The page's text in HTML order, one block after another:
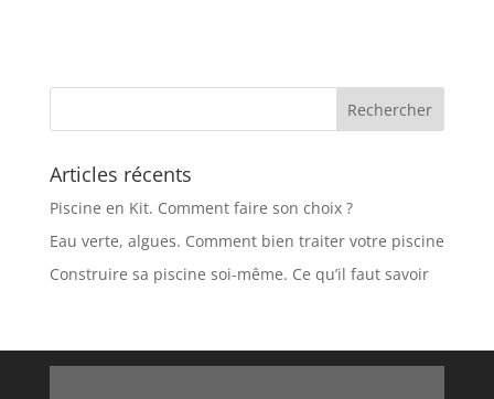
Articles récents
Piscine en Kit. Comment faire son choix ?
Eau verte, algues. Comment bien traiter votre piscine
Construire sa piscine soi-même. Ce qu’il faut savoir